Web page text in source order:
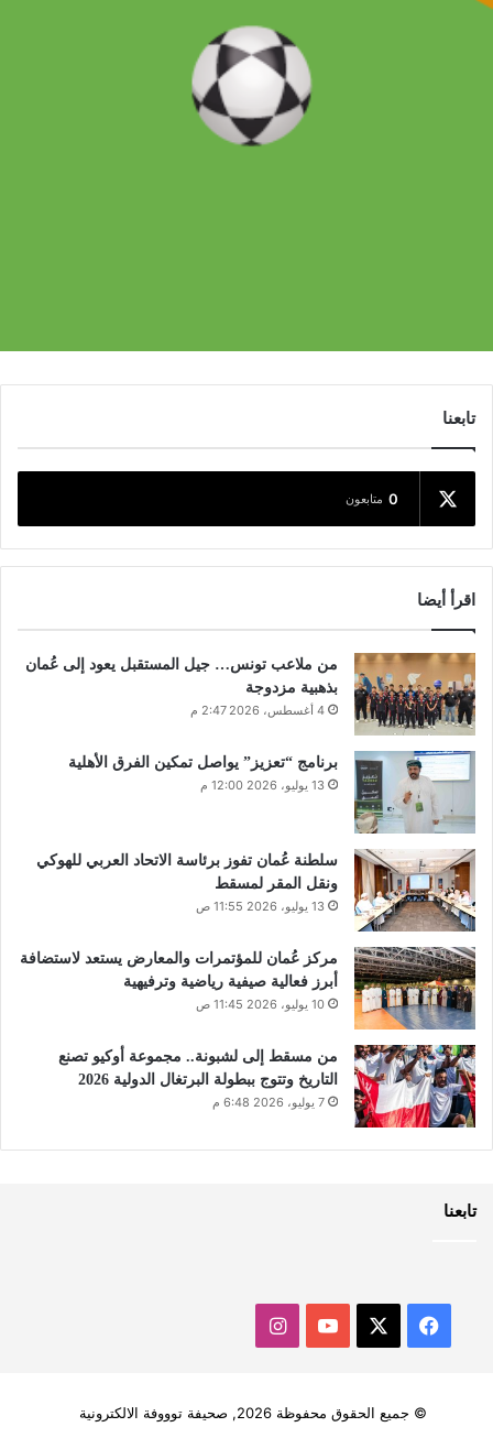
تابعنا
0 متابعون
اقرأ أيضا
من ملاعب تونس… جيل المستقبل يعود إلى عُمان
بذهبية مزدوجة
4 أغسطس، 2026 2:47 م
برنامج “تعزيز” يواصل تمكين الفرق الأهلية
13 يوليو، 2026 12:00 م
سلطنة عُمان تفوز برئاسة الاتحاد العربي للهوكي
ونقل المقر لمسقط
13 يوليو، 2026 11:55 ص
مركز عُمان للمؤتمرات والمعارض يستعد لاستضافة
أبرز فعالية صيفية رياضية وترفيهية
10 يوليو، 2026 11:45 ص
من مسقط إلى لشبونة.. مجموعة أوكيو تصنع
التاريخ وتتوج ببطولة البرتغال الدولية 2026
7 يوليو، 2026 6:48 م
تابعنا
فيسبوك ‫YouTubeانستقرام
© جميع الحقوق محفوظة 2026, صحيفة توووفة الالكترونية